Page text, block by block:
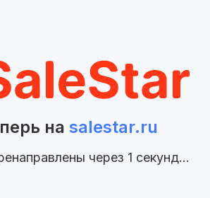
на salestar.ru
через 1 секунд...